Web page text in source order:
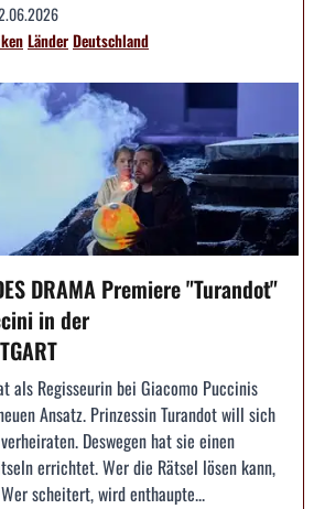
LänderDeutschland
DRAMA Premiere "Turandot"
in der
als Regisseurin bei Giacomo Puccinis
Ansatz. Prinzessin Turandot will sich
Deswegen hat sie einen
errichtet. Wer die Rätsel lösen kann,
scheitert, wird enthaupte...